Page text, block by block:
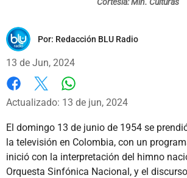
Por: Redacción BLU Radio
13 de Jun, 2024
Facebook
X
Actualizado: 13 de jun, 2024
El domingo 13 de junio de 1954 se
la televisión en Colombia, con un
inició con la interpretación del himno
Orquesta Sinfónica Nacional, y el